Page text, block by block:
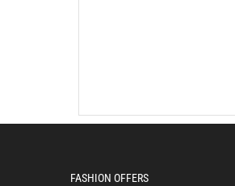
FASHION OFFERS